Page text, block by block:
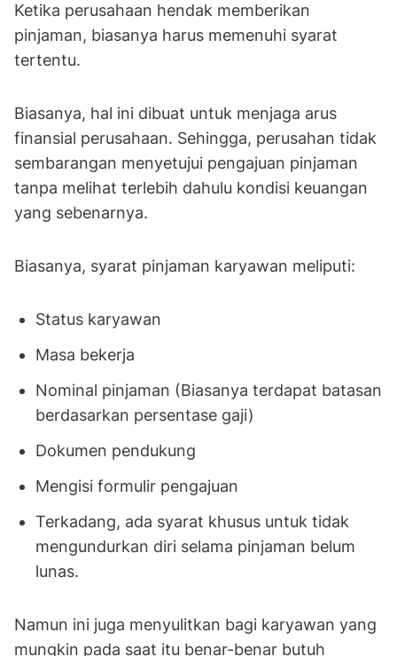
Ketika perusahaan hendak memberikan
pinjaman, biasanya harus memenuhi syarat
tertentu.
Biasanya, hal ini dibuat untuk menjaga arus
finansial perusahaan. Sehingga, perusahan tidak
sembarangan menyetujui pengajuan pinjaman
tanpa melihat terlebih dahulu kondisi keuangan
yang sebenarnya.
Biasanya, syarat pinjaman karyawan meliputi:
Status karyawan
Masa bekerja
Nominal pinjaman (Biasanya terdapat batasan
berdasarkan persentase gaji)
Dokumen pendukung
Mengisi formulir pengajuan
Terkadang, ada syarat khusus untuk tidak
mengundurkan diri selama pinjaman belum
lunas.
Namun ini juga menyulitkan bagi karyawan yang
mungkin pada saat itu benar-benar butuh